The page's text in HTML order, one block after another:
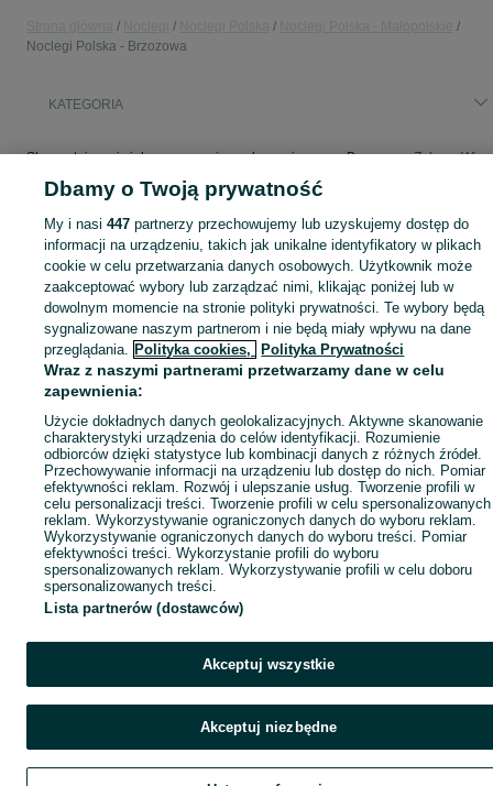
Noclegi Polska - Brzozowa
KATEGORIA
Skorzystaj z największego serwisu ogłoszeniowego - Brzozowa i okolice! - kupuj lub sprzedawaj jeszcze wygodniej w kategorii Noclegi Polska! Zobacz
Mapa miejscowości
Mapa ministron
Popularne wyszukiwania
Dbamy o Twoją prywatność
My i nasi447 partnerzy przechowujemy lub uzyskujemy dostęp do
informacji na urządzeniu, takich jak unikalne identyfikatory w plikach
cookie w celu przetwarzania danych osobowych. Użytkownik może
zaakceptować wybory lub zarządzać nimi, klikając poniżej lub w
dowolnym momencie na stronie polityki prywatności. Te wybory będą
sygnalizowane naszym partnerom i nie będą miały wpływu na dane
przeglądania. Polityka cookies, Polityka Prywatności
Wraz z naszymi partnerami przetwarzamy dane w celu
zapewnienia:
Użycie dokładnych danych geolokalizacyjnych. Aktywne skanowanie
charakterystyki urządzenia do celów identyfikacji. Rozumienie
odbiorców dzięki statystyce lub kombinacji danych z różnych źródeł.
Przechowywanie informacji na urządzeniu lub dostęp do nich. Pomiar
efektywności reklam. Rozwój i ulepszanie usług. Tworzenie profili w
celu personalizacji treści. Tworzenie profili w celu spersonalizowanych
reklam. Wykorzystywanie ograniczonych danych do wyboru reklam.
Wykorzystywanie ograniczonych danych do wyboru treści. Pomiar
efektywności treści. Wykorzystanie profili do wyboru
spersonalizowanych reklam. Wykorzystywanie profili w celu doboru
spersonalizowanych treści.
Lista partnerów (dostawców)
Akceptuj wszystkie
Akceptuj niezbędne